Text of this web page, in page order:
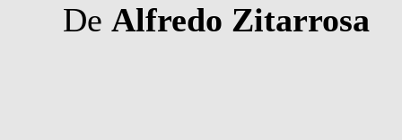
De Alfredo Zitarrosa